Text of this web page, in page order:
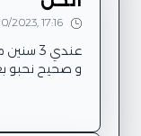
fiha
2023, 17:16
على اول ما